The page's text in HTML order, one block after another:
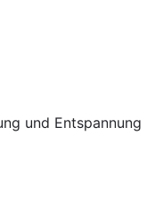
und Entspannung